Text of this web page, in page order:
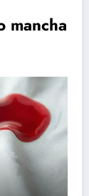
mancha